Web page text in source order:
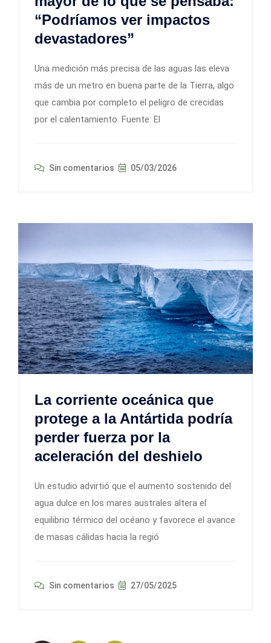
“Podríamos ver impactos
devastadores”
Una medición más precisa de las aguas las eleva
más de un metro en buena parte de la Tierra, algo
que cambia por completo el peligro de crecidas
por el calentamiento. Fuente: El
Sin comentarios 05/03/2026
La corriente oceánica que
protege a la Antártida podría
perder fuerza por la
aceleración del deshielo
Un estudio advirtió que el aumento sostenido del
agua dulce en los mares australes altera el
equilibrio térmico del océano y favorece el avance
de masas cálidas hacia la regió
Sin comentarios 27/05/2025